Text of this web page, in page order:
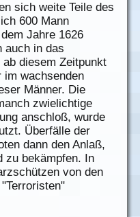
sich weite Teile des
600 Mann
Jahre 1626
auch in das
diesem Zeitpunkt
im wachsenden
Männer. Die
zwielichtige
anschloß, wurde
Überfälle der
dann den Anlaß,
zu bekämpfen. In
von den